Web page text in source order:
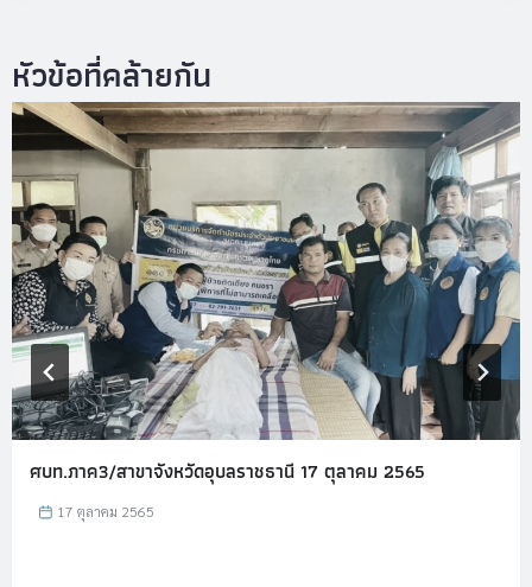
ศบท.ภาค3/สาขาจังหวัดอุบลราชธานี 17 ตุลาคม 2565
17 ตุลาคม 2565